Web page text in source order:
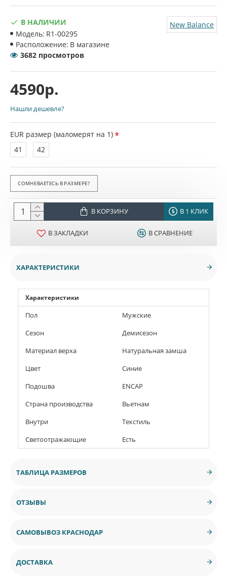
4590р.
В НАЛИЧИИ
Модель: R1-00295
Расположение: В магазине
New Balance
3682 просмотров
EUR размер (маломерят на 1)
41
42
В КОРЗИНУ В 1 КЛИК
В ЗАКЛАДКИ В СРАВНЕНИЕ
Нашли дешевле?
ХАРАКТЕРИСТИКИ
Характеристики
Пол
Мужские
Сезон
Демисезон
Материал верха
Натуральная замша
Цвет
Синие
Подошва
ENCAP
Страна производства
Вьетнам
Внутри
Текстиль
Светоотражающие
Есть
ТАБЛИЦА РАЗМЕРОВ
ОТЗЫВЫ
САМОВЫВОЗ КРАСНОДАР
ДОСТАВКА
СОМНЕВАЕТЕСЬ В РАЗМЕРЕ?